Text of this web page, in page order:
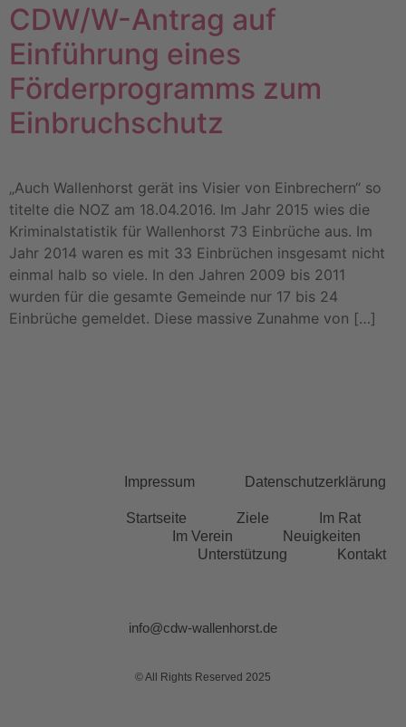
CDW/W-Antrag auf
Einführung eines
Förderprogramms zum
Einbruchschutz
„Auch Wallenhorst gerät ins Visier von Einbrechern“ so
titelte die NOZ am 18.04.2016. Im Jahr 2015 wies die
Kriminalstatistik für Wallenhorst 73 Einbrüche aus. Im
Jahr 2014 waren es mit 33 Einbrüchen insgesamt nicht
einmal halb so viele. In den Jahren 2009 bis 2011
wurden für die gesamte Gemeinde nur 17 bis 24
Einbrüche gemeldet. Diese massive Zunahme von […]
Impressum Datenschutzerklärung
Startseite Ziele
Im Rat
Im Verein
Neuigkeiten
Unterstützung
Kontakt
info@cdw-wallenhorst.de
© All Rights Reserved 2025